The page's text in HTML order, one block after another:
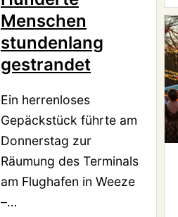
Menschen
stundenlang
gestrandet
Ein herrenloses
Gepäckstück führte am
Donnerstag zur
Räumung des Terminals
am Flughafen in Weeze
–…